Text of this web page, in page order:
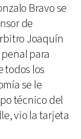
Bravo se
de
Joaquín
para
todos los
se le
técnico del
vio la tarjeta